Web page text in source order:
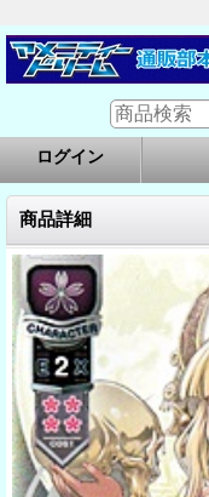
ログイン
商品詳細